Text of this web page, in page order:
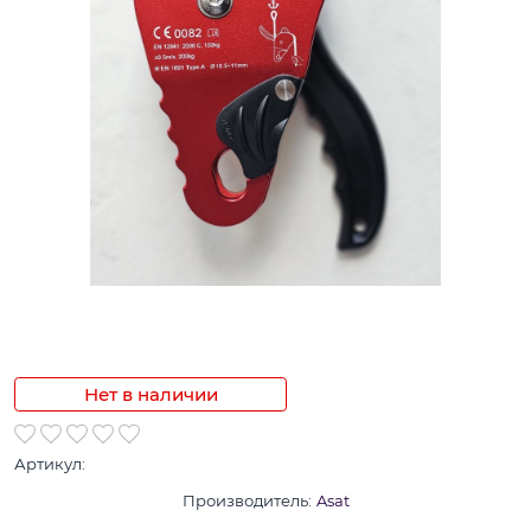
Нет в наличии
Артикул:
Производитель: Asat